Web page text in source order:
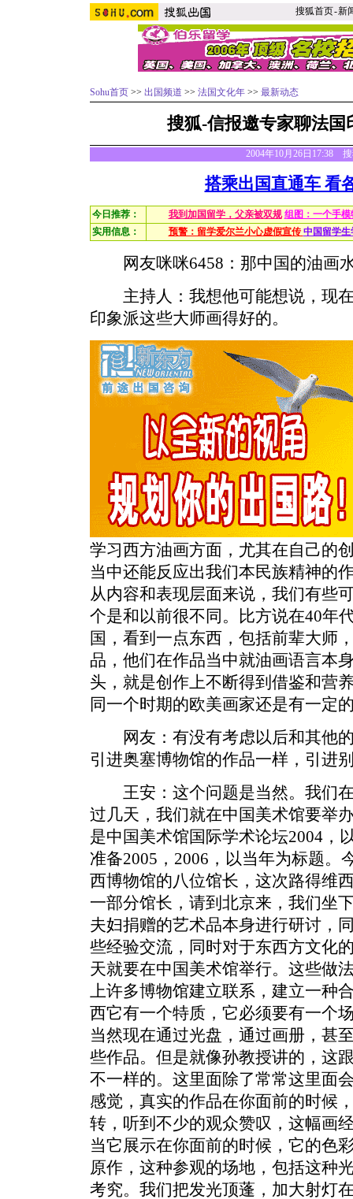
搜狐首页-新
Sohu首页 >> 出国频道 >> 法国文化年 >> 最新动态
搜狐-信报邀专家聊法国
2004年10月26日17:38
搭乘出国直通车 看
今日推荐： 我到加国留学，父亲被双规 组图：一个手
实用信息：
预警：留学爱尔兰小心虚假宣传 中国留学
网友咪咪6458：那中国的油画
主持人：我想他可能想说，现在
印象派这些大师画得好的。
学习西方油画方面，尤其在自己的
当中还能反应出我们本民族精神的
从内容和表现层面来说，我们有些
个是和以前很不同。比方说在40年
国，看到一点东西，包括前辈大师
品，他们在作品当中就油画语言本
头，就是创作上不断得到借鉴和营
同一个时期的欧美画家还是有一定
网友：有没有考虑以后和其他的
引进奥塞博物馆的作品一样，引进
王安：这个问题是当然。我们在
过几天，我们就在中国美术馆要举
是中国美术馆国际学术论坛2004，
准备2005，2006，以当年为标题。
西博物馆的八位馆长，这次路得维
一部分馆长，请到北京来，我们坐
夫妇捐赠的艺术品本身进行研讨，
些经验交流，同时对于东西方文化
天就要在中国美术馆举行。这些做
上许多博物馆建立联系，建立一种
西它有一个特质，它必须要有一个
当然现在通过光盘，通过画册，甚
些作品。但是就像孙教授讲的，这
不一样的。这里面除了常常这里面
感觉，真实的作品在你面前的时候
转，听到不少的观众赞叹，这幅画
当它展示在你面前的时候，它的色
原作，这种参观的场地，包括这种
考究。我们把发光顶蓬，加大射灯